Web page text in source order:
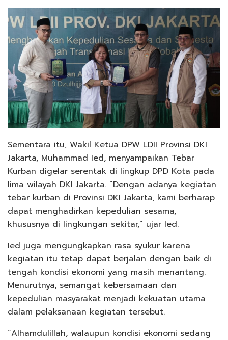
Sementara itu, Wakil Ketua DPW LDII Provinsi DKI
Jakarta, Muhammad Ied, menyampaikan Tebar
Kurban digelar serentak di lingkup DPD Kota pada
lima wilayah DKI Jakarta. “Dengan adanya kegiatan
tebar kurban di Provinsi DKI Jakarta, kami berharap
dapat menghadirkan kepedulian sesama,
khususnya di lingkungan sekitar,” ujar Ied.
Ied juga mengungkapkan rasa syukur karena
kegiatan itu tetap dapat berjalan dengan baik di
tengah kondisi ekonomi yang masih menantang.
Menurutnya, semangat kebersamaan dan
kepedulian masyarakat menjadi kekuatan utama
dalam pelaksanaan kegiatan tersebut.
“Alhamdulillah, walaupun kondisi ekonomi sedang